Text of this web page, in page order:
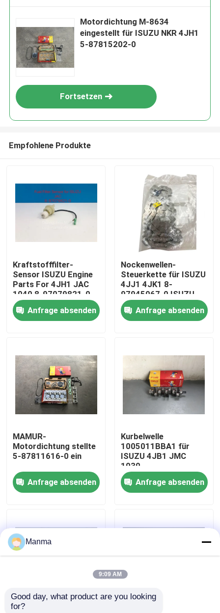
Produkte
Über uns
Qualitätskontrolle
Treten Sie mit uns in Verbindung
LKW-Autoteil
Isuzu Engine Parts
Motordichtung M-8634
eingestellt für ISUZU NKR 4JH1
5-87815202-0
Fortsetzen
Empfohlene Produkte
Kraftstofffilter-
Sensor ISUZU Engine
Parts For 4JH1 JAC
1040 8-97079821-0
Anfrage absenden
Nockenwellen-
Steuerkette für ISUZU
4JJ1 4JK1 8-
97945067-0 ISUZU
Motorteile
Anfrage absenden
MAMUR-
Motordichtung stellte
5-87811616-0 ein
Anfrage absenden
Kurbelwelle
1005011BBA1 für
ISUZU 4JB1 JMC
1030
Anfrage absenden
Kolbenkühlölstrahl für
Manma
9:09 AM
Good day, what product are you looking
for?